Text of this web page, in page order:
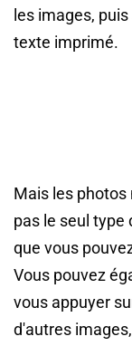
les images, puis
texte imprimé.
Mais les photos
pas le seul type
que vous
Vous pouvez
vous appuyer
d'autres